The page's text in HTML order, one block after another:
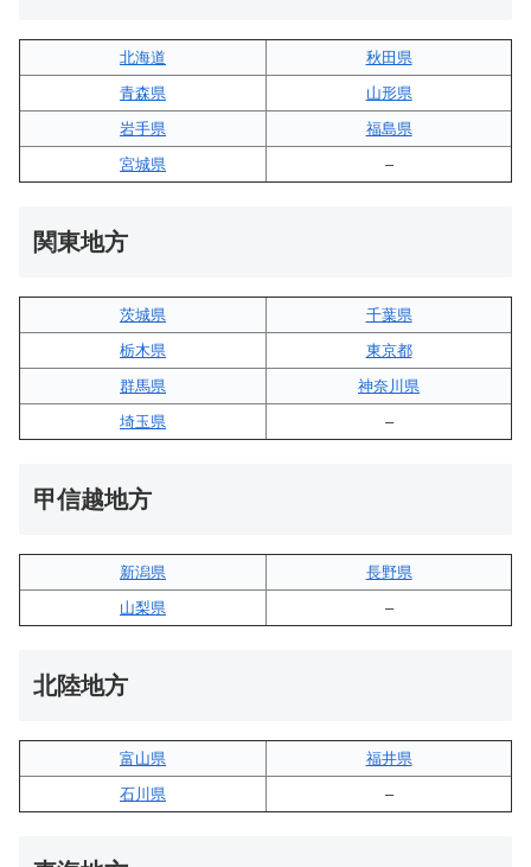
北海道
秋田県
青森県
山形県
岩手県
福島県
宮城県
–
関東地方
茨城県
千葉県
栃木県
東京都
群馬県
神奈川県
埼玉県
–
甲信越地方
新潟県
長野県
山梨県
–
北陸地方
富山県
福井県
石川県
–